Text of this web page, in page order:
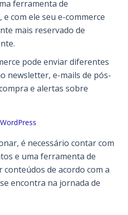
ferramenta de
com ele seu e-commerce
mais reservado de
pode enviar diferentes
newsletter, e-mails de pós-
e alertas sobre
é necessário contar com
e uma ferramenta de
de acordo com a
encontra na jornada de